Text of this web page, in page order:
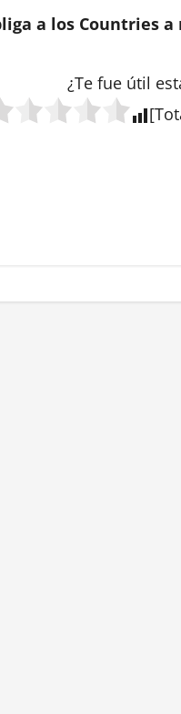
a los Countries a
¿Te fue útil
[